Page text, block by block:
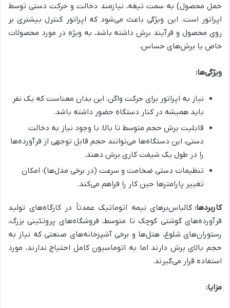
حمل محصول) به سمت تیغه، نیازمند دخالت و حرکت دستی توسط
اپراتور است. این ویژگی باعث می‌شود که اپراتور کنترل بیشتری بر
روی محصول و فرآیند برش داشته باشد، به ویژه در مورد محصولات
خاص یا برش‌های حساس.
ویژگی‌ها:
نیاز به اپراتور برای حرکت واگن: این بدان معناست که یک نفر
باید همیشه در کنار دستگاه حضور داشته باشد.
قابلیت برش حجم متوسط تا بالا: با وجود نیاز به دخالت
دستی، این دستگاه‌ها می‌توانند حجم قابل توجهی از فرآورده‌ها
را در طول یک شیفت کاری برش دهند.
تنظیمات دستی ضخامت و سرعت (در برخی مدل‌ها): امکان
تغییر پارامترها حین کار را فراهم می‌کند.
کاربردها: کالباس‌برهای نیمه اتوماتیک عمدتاً در کارگاه‌های تولید
فرآورده‌های گوشتی کوچک تا متوسط، فروشگاه‌های پروتئینی بزرگ،
رستوران‌های شلوغ، هتل‌ها و برخی آشپزخانه‌های صنعتی که نیاز به
حجم بالای برش دارند اما به اتوماسیون کامل احتیاج ندارند، مورد
استفاده قرار می‌گیرند.
مزایا: